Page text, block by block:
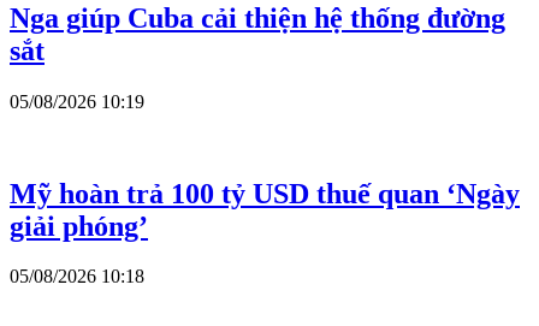
Nga giúp Cuba cải thiện hệ thống đường
sắt
05/08/2026 10:19
Mỹ hoàn trả 100 tỷ USD thuế quan ‘Ngày
giải phóng’
05/08/2026 10:18